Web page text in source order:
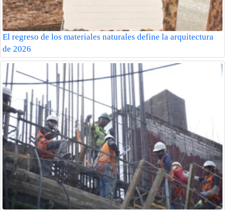
El regreso de los materiales naturales define la arquitectura
de 2026